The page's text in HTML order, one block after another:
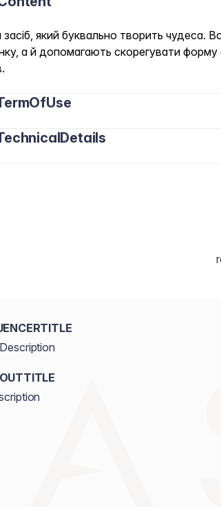
який буквально творить чудеса.
а й допомагають скорегувати форму